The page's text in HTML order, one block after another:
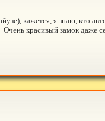
кажется, я знаю, кто
Очень красивый замок даже